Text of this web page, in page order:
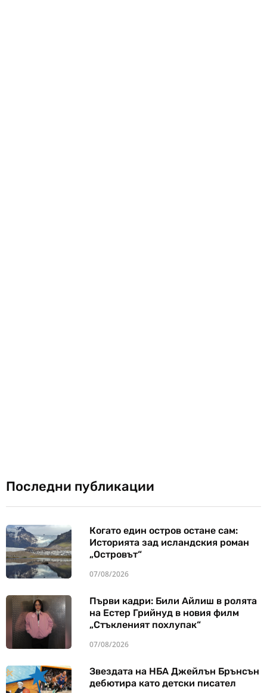
Последни публикации
Когато един остров остане сам:
Историята зад исландския роман
„Островът“
07/08/2026
Първи кадри: Били Айлиш в ролята
на Естер Грийнуд в новия филм
„Стъкленият похлупак“
07/08/2026
Звездата на НБА Джейлън Брънсън
дебютира като детски писател